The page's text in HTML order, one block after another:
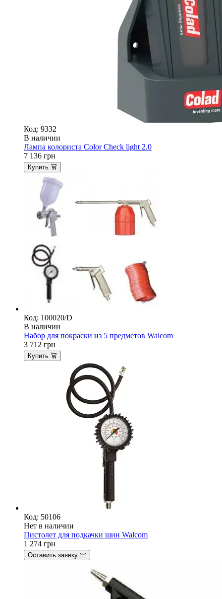
Код: 9332
В наличии
Лампа колориста Color Check light 2.0
7 136 грн
Купить
Код: 100020/D
В наличии
Набор для покраски из 5 предметов Walcom
3 712 грн
Купить
Код: 50106
Нет в наличии
Пистолет для подкачки шин Walcom
1 274 грн
Оставить заявку